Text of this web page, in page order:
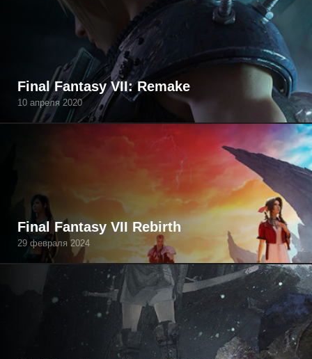
Final Fantasy VII: Remake
10 апреля 2020
Final Fantasy VII Rebirth
29 февраля 2024